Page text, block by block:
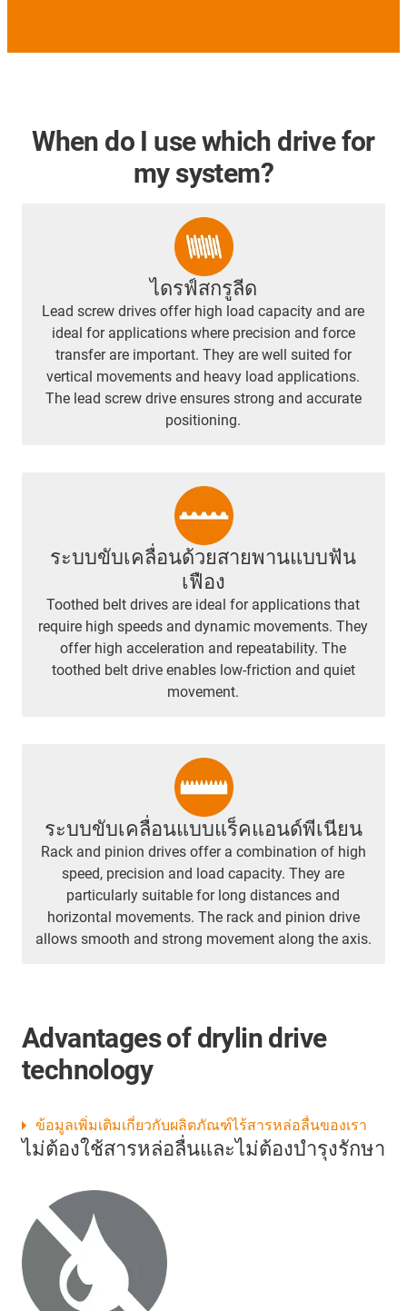
When do I use which drive for
my system?
ไดรฟ์สกรูลีด
Lead screw drives offer high load capacity and are
ideal for applications where precision and force
transfer are important. They are well suited for
vertical movements and heavy load applications.
The lead screw drive ensures strong and accurate
positioning.
ระบบขับเคลื่อนด้วยสายพานแบบฟัน
เฟือง
Toothed belt drives are ideal for applications that
require high speeds and dynamic movements. They
offer high acceleration and repeatability. The
toothed belt drive enables low-friction and quiet
movement.
ระบบขับเคลื่อนแบบแร็คแอนด์พีเนียน
Rack and pinion drives offer a combination of high
speed, precision and load capacity. They are
particularly suitable for long distances and
horizontal movements. The rack and pinion drive
allows smooth and strong movement along the axis.
Advantages of drylin drive
technology
ไม่ต้องใช้สารหล่อลื่นและไม่ต้องบำรุงรักษา
ข้อมูลเพิ่มเติมเกี่ยวกับผลิตภัณฑ์ไร้สารหล่อลื่นของเรา